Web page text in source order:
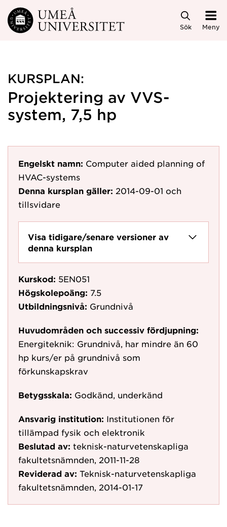
Hoppa direkt till innehållet
Sök Meny
KURSPLAN:
Projektering av VVS-
system, 7,5 hp
Engelskt namn: Computer aided planning of
HVAC-systems
Denna kursplan gäller: 2014-09-01 och
tillsvidare
Visa tidigare/senare versioner av
denna kursplan
Kurskod: 5EN051
Högskolepoäng: 7.5
Utbildningsnivå: Grundnivå
Huvudområden och successiv fördjupning:
Energiteknik: Grundnivå, har mindre än 60
hp kurs/er på grundnivå som
förkunskapskrav
Betygsskala: Godkänd, underkänd
Ansvarig institution: Institutionen för
tillämpad fysik och elektronik
Beslutad av: teknisk-naturvetenskapliga
fakultetsnämnden, 2011-11-28
Reviderad av: Teknisk-naturvetenskapliga
fakultetsnämnden, 2014-01-17